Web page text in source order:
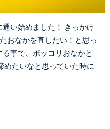
い始めました！ きっかけ
おなかを直したい！と思っ
事で、ポッコリおなかと
めたいなと思っていた時に